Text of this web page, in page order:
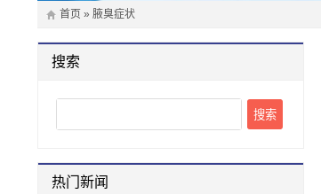
首页 » 腋臭症状
搜索
热门新闻